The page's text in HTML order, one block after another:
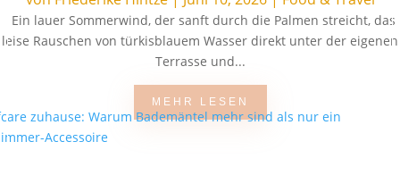
Ein lauer Sommerwind, der sanft durch die Palmen streicht, das
leise Rauschen von türkisblauem Wasser direkt unter der eigenen
Terrasse und...
MEHR LESEN